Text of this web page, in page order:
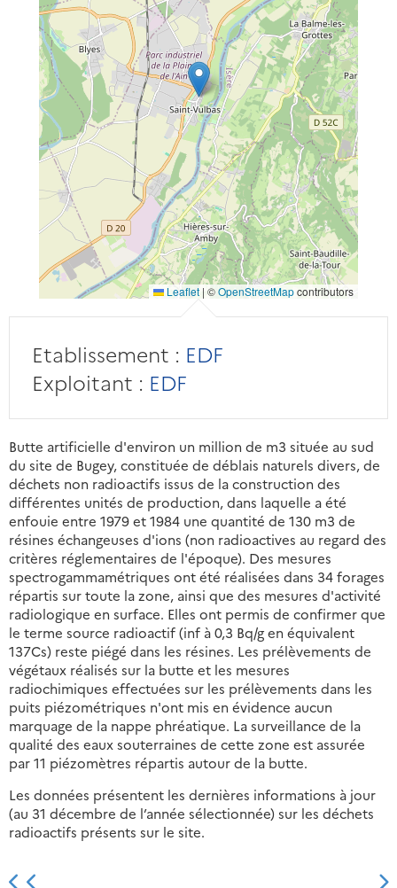
Leaflet | ©OpenStreetMapcontributors
Etablissement : EDF
Exploitant : EDF
Butte artificielle d'environ un million de m3 située au sud
du site de Bugey, constituée de déblais naturels divers, de
déchets non radioactifs issus de la construction des
différentes unités de production, dans laquelle a été
enfouie entre 1979 et 1984 une quantité de 130 m3 de
résines échangeuses d'ions (non radioactives au regard des
critères réglementaires de l'époque). Des mesures
spectrogammamétriques ont été réalisées dans 34 forages
répartis sur toute la zone, ainsi que des mesures d'activité
radiologique en surface. Elles ont permis de confirmer que
le terme source radioactif (inf à 0,3 Bq/g en équivalent
137Cs) reste piégé dans les résines. Les prélèvements de
végétaux réalisés sur la butte et les mesures
radiochimiques effectuées sur les prélèvements dans les
puits piézométriques n'ont mis en évidence aucun
marquage de la nappe phréatique. La surveillance de la
qualité des eaux souterraines de cette zone est assurée
par 11 piézomètres répartis autour de la butte.
Les données présentent les dernières informations à jour
(au 31 décembre de l’année sélectionnée) sur les déchets
radioactifs présents sur le site.